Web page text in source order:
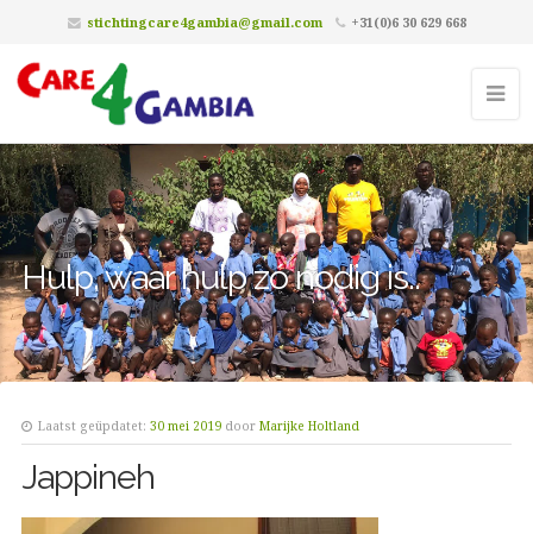
stichtingcare4gambia@gmail.com +31(0)6 30 629 668
Hulp, waar hulp zó nodig is..
Laatst geüpdatet: 30 mei 2019 door Marijke Holtland
Jappineh